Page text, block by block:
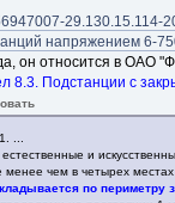
29.130.15.114-
напряжением 6-
он относится в ОАО
8.3. Подстанции с
...
и
менее чем в четырех
по периметру